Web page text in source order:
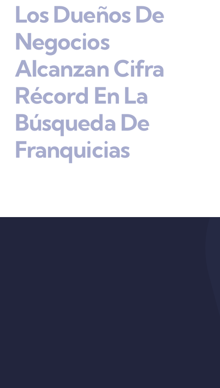
Los Dueños De
Negocios
Alcanzan Cifra
Récord En La
Búsqueda De
Franquicias